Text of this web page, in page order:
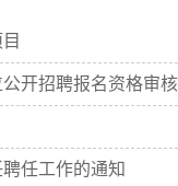
开招聘报名资格审
任工作的通知